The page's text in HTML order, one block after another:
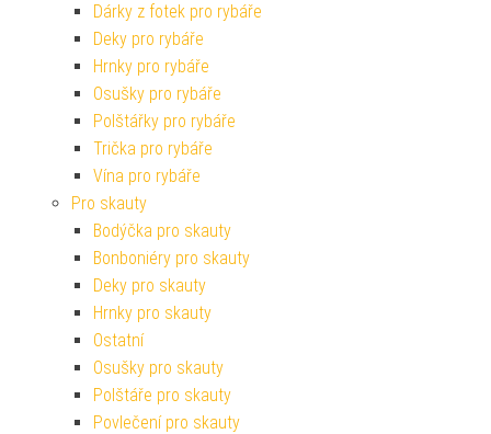
Dárky z fotek pro rybáře
Deky pro rybáře
Hrnky pro rybáře
Osušky pro rybáře
Polštářky pro rybáře
Trička pro rybáře
Vína pro rybáře
Pro skauty
Bodýčka pro skauty
Bonboniéry pro skauty
Deky pro skauty
Hrnky pro skauty
Ostatní
Osušky pro skauty
Polštáře pro skauty
Povlečení pro skauty